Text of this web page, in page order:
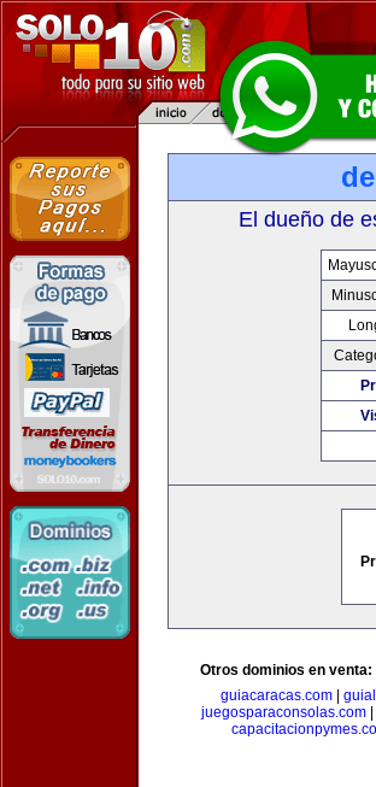
El dueño de
Otros dominios en venta:
guiacaracas.com
juegosparaconsolas.com|